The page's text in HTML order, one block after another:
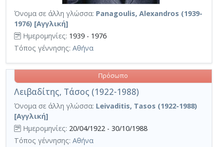
Όνομα σε άλλη γλώσσα: Panagoulis, Alexandros (1939-
1976) [Αγγλική]
Ημερομηνίες: 1939 - 1976
Τόπος γέννησης: Αθήνα
Λειβαδίτης, Τάσος (1922-1988)
Πρόσωπο
Όνομα σε άλλη γλώσσα: Leivaditis, Tasos (1922-1988)
[Αγγλική]
Ημερομηνίες: 20/04/1922 - 30/10/1988
Τόπος γέννησης: Αθήνα